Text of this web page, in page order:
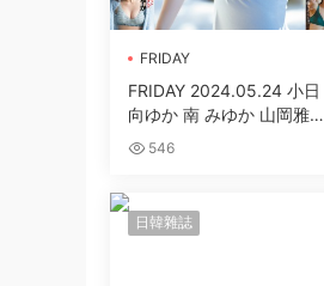
FRIDAY
FRIDAY 2024.05.24 小日
向ゆか 南 みゆか 山岡雅彌
豊田ルナ 新谷あやか 土生
546
日韓雜誌